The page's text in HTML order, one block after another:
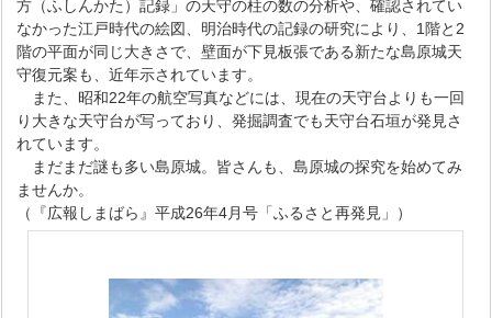
方（ふしんかた）記録」の天守の柱の数の分析や、確認されてい
なかった江戸時代の絵図、明治時代の記録の研究により、1階と2
階の平面が同じ大きさで、壁面が下見板張である新たな島原城天
守復元案も、近年示されています。
また、昭和22年の航空写真などには、現在の天守台よりも一回
り大きな天守台が写っており、発掘調査でも天守台石垣が発見さ
れています。
まだまだ謎も多い島原城。皆さんも、島原城の探究を始めてみ
ませんか。
（『広報しまばら』平成26年4月号「ふるさと再発見」）